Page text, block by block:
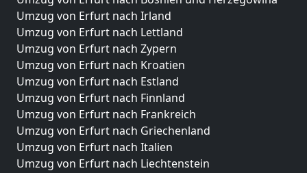
Umzug von Erfurt nach Irland
Umzug von Erfurt nach Lettland
Umzug von Erfurt nach Zypern
Umzug von Erfurt nach Kroatien
Umzug von Erfurt nach Estland
Umzug von Erfurt nach Finnland
Umzug von Erfurt nach Frankreich
Umzug von Erfurt nach Griechenland
Umzug von Erfurt nach Italien
Umzug von Erfurt nach Liechtenstein